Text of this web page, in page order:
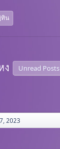
น
Unread Posts
2023